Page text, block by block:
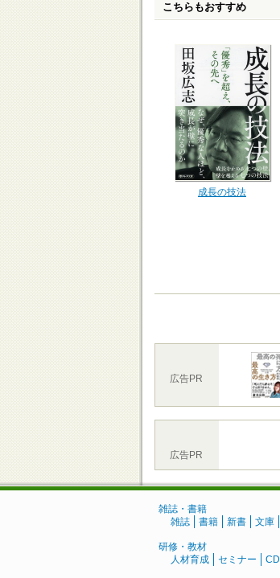
こちらもおすすめ
成長の技法
広告PR
広告PR
雑誌・書籍
雑誌
書籍 新書 文庫
研修・教材
人材育成
セミナー CD